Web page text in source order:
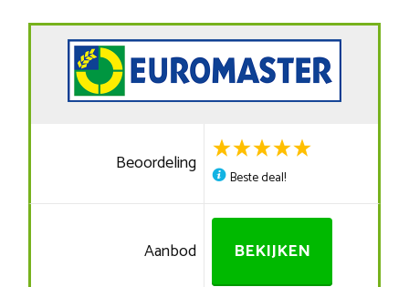
Beoordeling
Beste deal!
Aanbod BEKIJKEN